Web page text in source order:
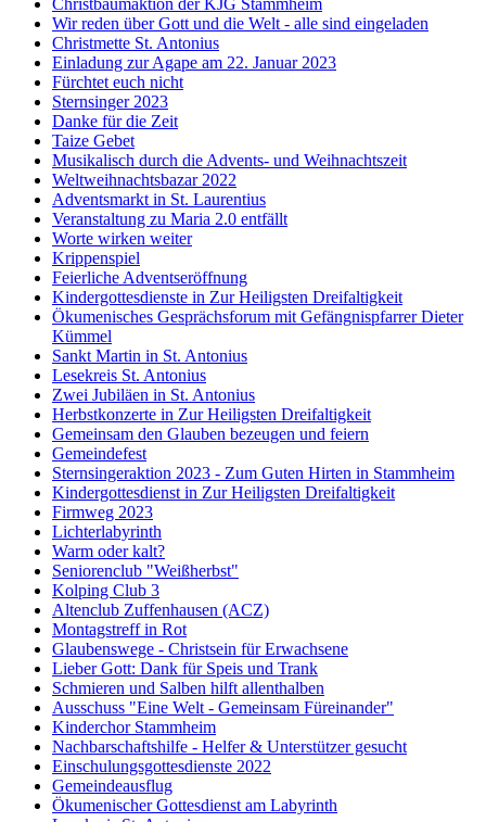
Christbaumaktion der KJG Stammheim
Wir reden über Gott und die Welt - alle sind eingeladen
Christmette St. Antonius
Einladung zur Agape am 22. Januar 2023
Fürchtet euch nicht
Sternsinger 2023
Danke für die Zeit
Taize Gebet
Musikalisch durch die Advents- und Weihnachtszeit
Weltweihnachtsbazar 2022
Adventsmarkt in St. Laurentius
Veranstaltung zu Maria 2.0 entfällt
Worte wirken weiter
Krippenspiel
Feierliche Adventseröffnung
Kindergottesdienste in Zur Heiligsten Dreifaltigkeit
Ökumenisches Gesprächsforum mit Gefängnispfarrer Dieter
Kümmel
Sankt Martin in St. Antonius
Lesekreis St. Antonius
Zwei Jubiläen in St. Antonius
Herbstkonzerte in Zur Heiligsten Dreifaltigkeit
Gemeinsam den Glauben bezeugen und feiern
Gemeindefest
Sternsingeraktion 2023 - Zum Guten Hirten in Stammheim
Kindergottesdienst in Zur Heiligsten Dreifaltigkeit
Firmweg 2023
Lichterlabyrinth
Warm oder kalt?
Seniorenclub "Weißherbst"
Kolping Club 3
Altenclub Zuffenhausen (ACZ)
Montagstreff in Rot
Glaubenswege - Christsein für Erwachsene
Lieber Gott: Dank für Speis und Trank
Schmieren und Salben hilft allenthalben
Ausschuss "Eine Welt - Gemeinsam Füreinander"
Kinderchor Stammheim
Nachbarschaftshilfe - Helfer & Unterstützer gesucht
Einschulungsgottesdienste 2022
Gemeindeausflug
Ökumenischer Gottesdienst am Labyrinth